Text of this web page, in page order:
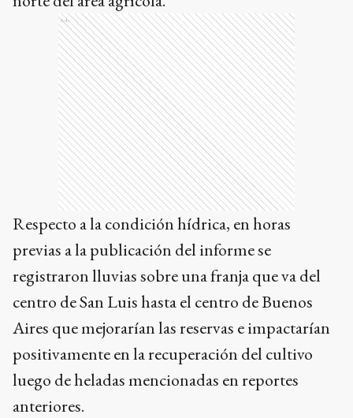
Ads
Respecto a la condición hídrica, en horas
previas a la publicación del informe se
registraron lluvias sobre una franja que va del
centro de San Luis hasta el centro de Buenos
Aires que mejorarían las reservas e impactarían
positivamente en la recuperación del cultivo
luego de heladas mencionadas en reportes
anteriores.